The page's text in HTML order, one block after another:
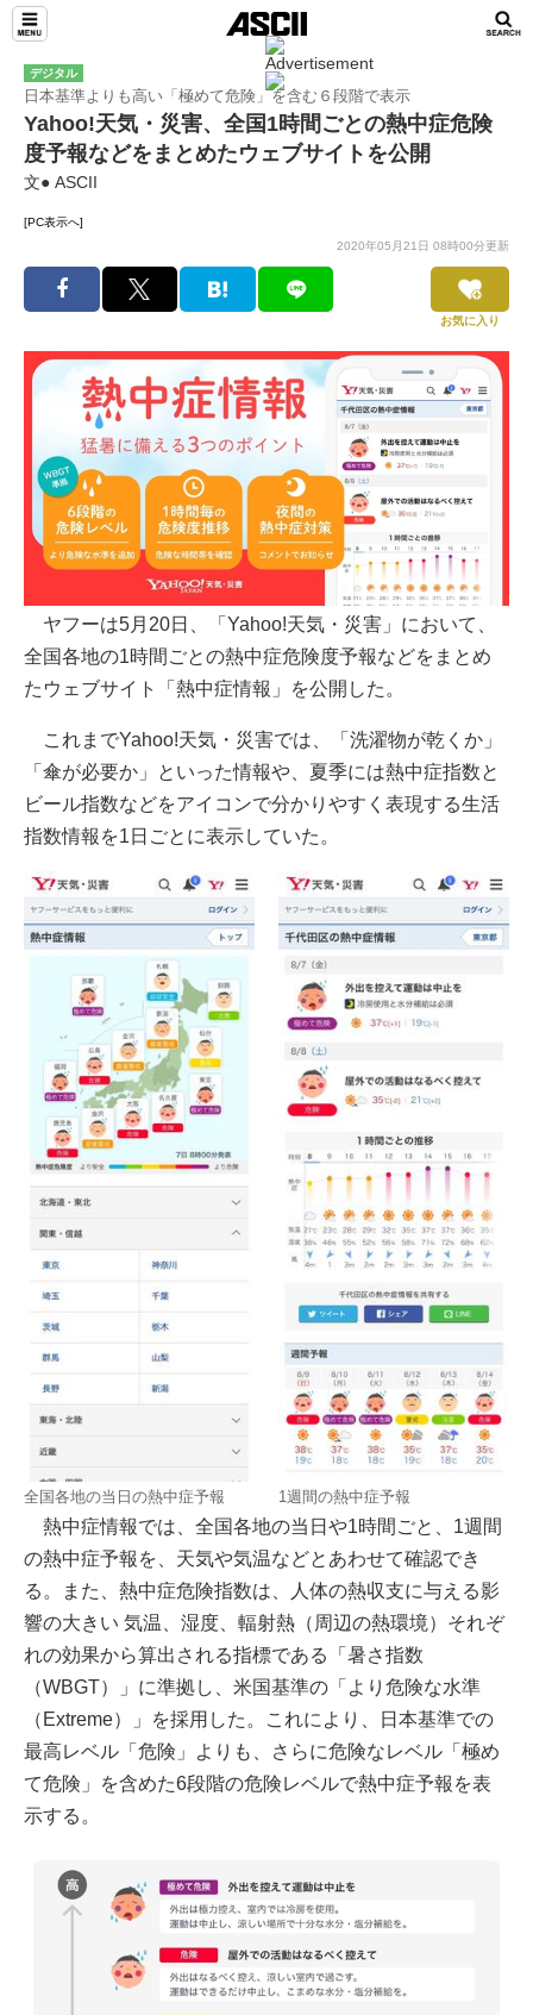
デジタル
日本基準よりも高い「極めて危険」を含む６段階で表示
Yahoo!天気・災害、全国1時間ごとの熱中症危険
度予報などをまとめたウェブサイトを公開
文● ASCII
[PC表示へ]
2020年05月21日 08時00分更新
お気に入り
ヤフーは5月20日、「Yahoo!天気・災害」において、
全国各地の1時間ごとの熱中症危険度予報などをまとめ
たウェブサイト「熱中症情報」を公開した。
これまでYahoo!天気・災害では、「洗濯物が乾くか」
「傘が必要か」といった情報や、夏季には熱中症指数と
ビール指数などをアイコンで分かりやすく表現する生活
指数情報を1日ごとに表示していた。
全国各地の当日の熱中症予報 1週間の熱中症予報
熱中症情報では、全国各地の当日や1時間ごと、1週間
の熱中症予報を、天気や気温などとあわせて確認でき
る。また、熱中症危険指数は、人体の熱収支に与える影
響の大きい 気温、湿度、輻射熱（周辺の熱環境）それぞ
れの効果から算出される指標である「暑さ指数
（WBGT）」に準拠し、米国基準の「より危険な水準
（Extreme）」を採用した。これにより、日本基準での
最高レベル「危険」よりも、さらに危険なレベル「極め
て危険」を含めた6段階の危険レベルで熱中症予報を表
示する。